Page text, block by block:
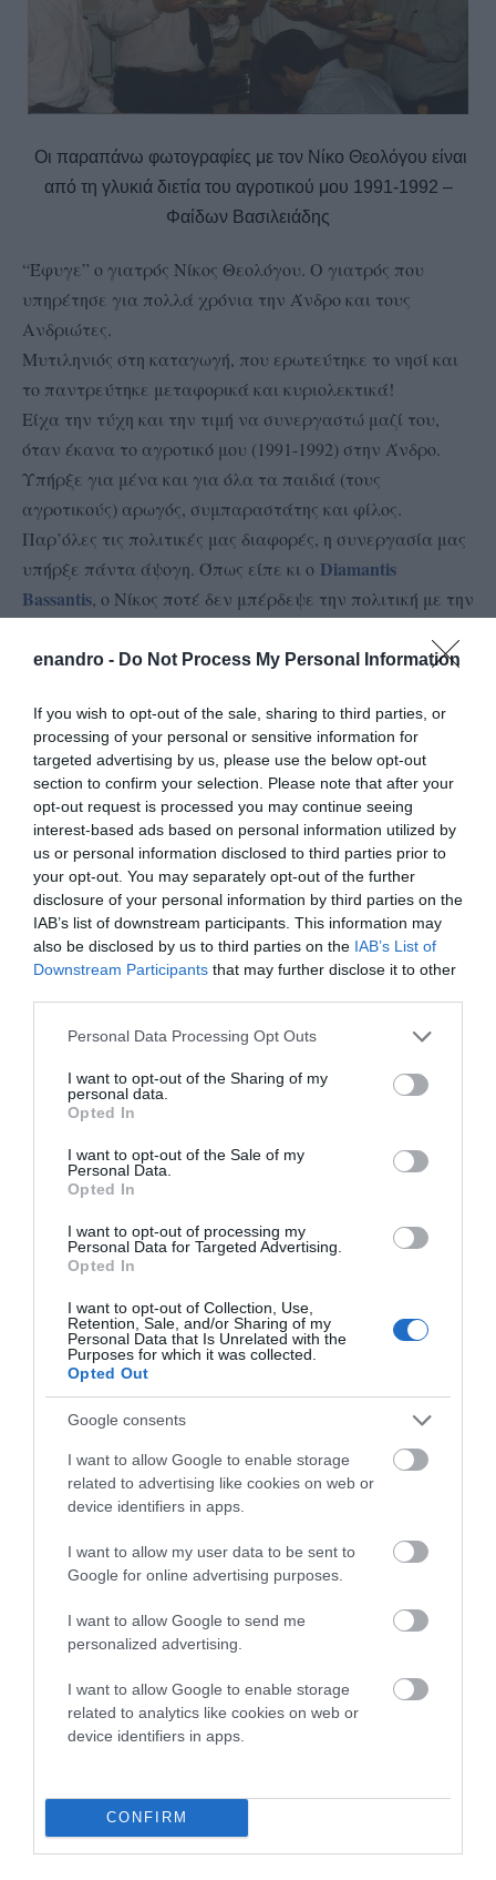
enandro - Do Not Process My Personal Information
If you wish to opt-out of the sale, sharing to third parties, or
processing of your personal or sensitive information for
targeted advertising by us, please use the below opt-out
section to confirm your selection. Please note that after your
opt-out request is processed you may continue seeing
interest-based ads based on personal information utilized by
us or personal information disclosed to third parties prior to
your opt-out. You may separately opt-out of the further
disclosure of your personal information by third parties on the
IAB’s list of downstream participants. This information may
also be disclosed by us to third parties on the IAB’s List of
Downstream Participants that may further disclose it to other
Please note that this website/app uses one or more Google
not limited to your visit or usage behaviour. You may click to
grant or deny consent to Google and its third-party tags to
use your data for below specified purposes in below Google
consent section.
Personal Data Processing Opt Outs
I want to opt-out of the Sharing of my
personal data.
Opted In
I want to opt-out of the Sale of my
Personal Data.
Opted In
I want to opt-out of processing my
Personal Data for Targeted Advertising.
Opted In
I want to opt-out of Collection, Use,
Retention, Sale, and/or Sharing of my
Personal Data that Is Unrelated with the
Purposes for which it was collected.
Opted Out
Google consents
I want to allow Google to enable storage
related to advertising like cookies on web or
device identifiers in apps.
I want to allow my user data to be sent to
Google for online advertising purposes.
I want to allow Google to send me
personalized advertising.
I want to allow Google to enable storage
related to analytics like cookies on web or
device identifiers in apps.
CONFIRM
Οι παραπάνω φωτογραφίες με τον Νίκο Θεολόγου είναι
από τη γλυκιά διετία του αγροτικού μου 1991-1992 –
Φαίδων Βασιλειάδης
“Έφυγε” ο γιατρός Νίκος Θεολόγου. Ο γιατρός που
υπηρέτησε για πολλά χρόνια την Άνδρο και τους
Ανδριώτες.
Μυτιληνιός στη καταγωγή, που ερωτεύτηκε το νησί και
το παντρεύτηκε μεταφορικά και κυριολεκτικά!
Είχα την τύχη και την τιμή να συνεργαστώ μαζί του,
όταν έκανα το αγροτικό μου (1991-1992) στην Άνδρο.
Υπήρξε για μένα και για όλα τα παιδιά (τους
αγροτικούς) αρωγός, συμπαραστάτης και φίλος.
Παρ’όλες τις πολιτικές μας διαφορές, η συνεργασία μας
υπήρξε πάντα άψογη. Όπως είπε κι ο Diamantis
Bassantis, ο Νίκος ποτέ δεν μπέρδεψε την πολιτική με την
πολύ έντονα την απουσία του.
Αιωνία σου η μνήμη Νίκο!
Φαίδων Βασιλειάδης, Ιατρός
ΛΑΙΚΗ ΣΚΗΝΗ ΑΝΔΡΟΥ
Φίλε καλέ και συμπαραστάτη της καθημερινής ζωής
σχεδόν όλων, όσων ζούμε στο νησί, συνοδοιπόρε με
άλλους στην πολιτική πορεία, σύντροφε για όσους από
πολιτισμού,θα είσαι πάντα μαζί μας
. Και μ’ αυτούς,
που με τον Αφανή Ναύτη ξεκίνησαν, και με το Θ.Ο.Α.
όσοι συνυπήρξαμε και με τη Λαϊκή Σκηνή, που επίσης
ήσουν πάντα κοντά μας, ακόμα και σε πρόβες,
επικροτώντας την προσπάθεια και βοηθώντας για την
ενότητα στο χώρο των θεατρικών μας σχημάτων.
σαν και σένα η αυλαία δεν πέφτει ποτέ.
Καλό σου
κατευόδιο.
ΨΗΦΙΣΜΑ
Σήμερα το πρωί ο Θεατρικός Όμιλος Άνδρου
έχασε έναν αγαπημένο του άνθρωπο. Ο Νίκος θα
είναι για πάντα στη μνήμη μας ένας
πρωτεργάτης του πολιτισμού στο νησί μας.
Ιδρυτικό μέλος του πρώτου θεατρικού σχήματος
με την προσωνυμία ”ΑΦΑΝΗΣ ΝΑΥΤΗΣ”, από το
μπορούσε, όπως μπορούσε, με όποια ιδιότητα και
αν είχε.
Το Δ.Σ του συλλόγου συνεδρίασε έκτακτα και
αποφάσισε:
2.Να διαβαστεί το ψήφισμα στην εκκλησία.
3.Αντί στεφάνου να δοθεί ένα ποσό για